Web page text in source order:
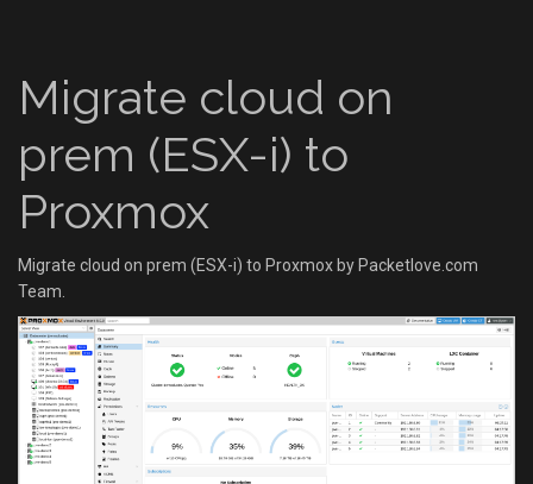
Migrate cloud on
prem (ESX-i) to
Proxmox
Migrate cloud on prem (ESX-i) to Proxmox by Packetlove.com
Team.